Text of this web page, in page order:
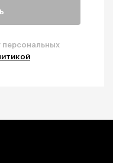
персональных